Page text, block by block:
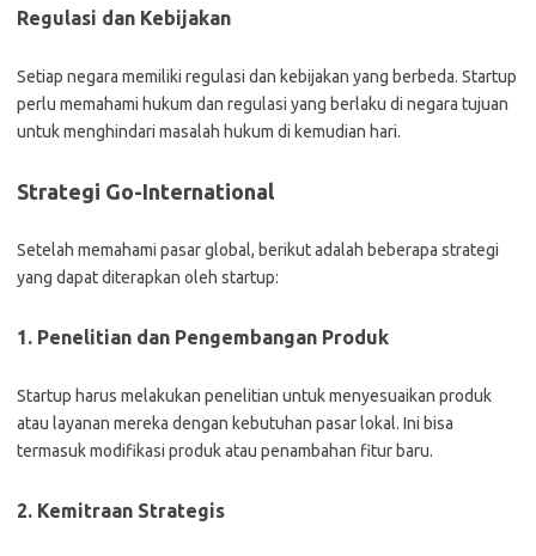
Regulasi dan Kebijakan
Setiap negara memiliki regulasi dan kebijakan yang berbeda. Startup
perlu memahami hukum dan regulasi yang berlaku di negara tujuan
untuk menghindari masalah hukum di kemudian hari.
Strategi Go-International
Setelah memahami pasar global, berikut adalah beberapa strategi
yang dapat diterapkan oleh startup:
1. Penelitian dan Pengembangan Produk
Startup harus melakukan penelitian untuk menyesuaikan produk
atau layanan mereka dengan kebutuhan pasar lokal. Ini bisa
termasuk modifikasi produk atau penambahan fitur baru.
2. Kemitraan Strategis